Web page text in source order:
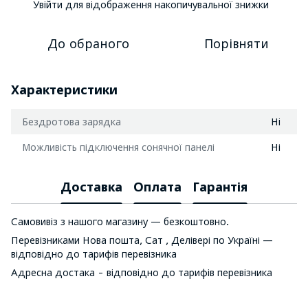
Увійти для відображення накопичувальної знижки
До обраного Порівняти
Характеристики
Бездротова зарядка Ні
Можливість підключення сонячної панелі Ні
Доставка Оплата Гарантія
Самовивіз з нашого магазину — безкоштовно.
Перевізниками Нова пошта, Сат , Делівері по Україні —
відповідно до тарифів перевізника
Адресна достака - відповідно до тарифів перевізника